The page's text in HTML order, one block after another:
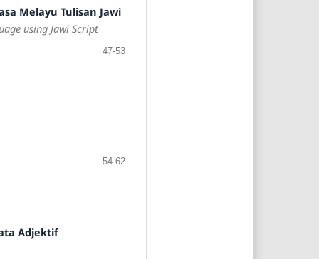
Melayu Tulisan Jawi
using Jawi Script
47-53
54-62
Adjektif